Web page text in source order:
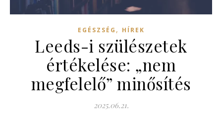
EGÉSZSÉG , HÍREK
Leeds-i szülészetek
értékelése: „nem
megfelelő” minősítés
2025.06.21.